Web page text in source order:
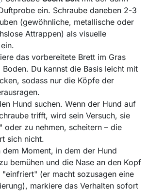
ein. Schraube daneben 2-3
(gewöhnliche, metallische oder
Attrappen) als visuelle
das vorbereitete Brett im Gras
Du kannst die Basis leicht mit
sodass nur die Köpfe der
Hund suchen. Wenn der Hund auf
trifft, wird sein Versuch, sie
oder zu nehmen, scheitern – die
sich nicht.
dem Moment, in dem der Hund
bemühen und die Nase an den Kopf
"einfriert" (er macht sozusagen eine
markiere das Verhalten sofort